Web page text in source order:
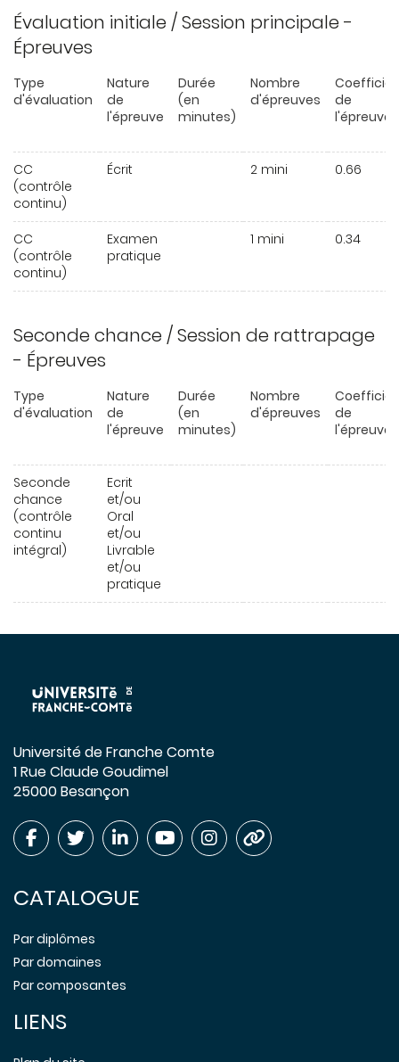
Évaluation initiale / Session principale -
Épreuves
Type
d'évaluation
Nature
de
l'épreuve
Durée
(en
minutes)
Nombre
d'épreuves
de
l'épreuve
CC
(contrôle
continu)
Écrit 2 mini 0.66
CC
(contrôle
continu)
Examen
pratique
1 mini 0.34
Seconde chance / Session de rattrapage
- Épreuves
Type
d'évaluation
Nature
de
l'épreuve
Durée
(en
minutes)
Nombre
d'épreuves
de
l'épreuve
Seconde
chance
(contrôle
continu
intégral)
Ecrit
et/ou
Oral
et/ou
Livrable
et/ou
pratique
Université de Franche Comte
1 Rue Claude Goudimel
25000 Besançon
CATALOGUE
Par diplômes
Par domaines
Par composantes
LIENS